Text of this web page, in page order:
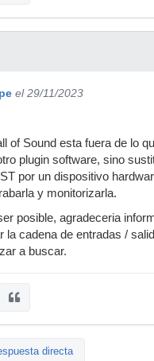
el 29/11/2023
of Sound esta fuera de lo
plugin software, sino
por un dispositivo
y monitorizarla.
posible, agradeceria
la cadena de entradas /
a buscar.
directa